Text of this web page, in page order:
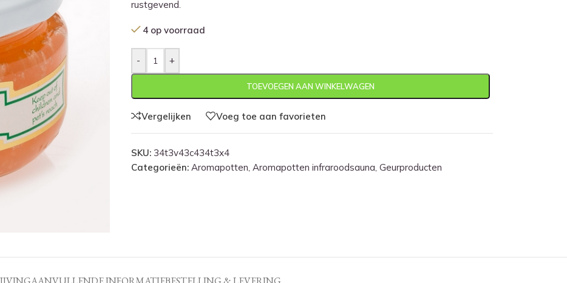
rustgevend.
4 op voorraad
- +
TOEVOEGEN AAN WINKELWAGEN
Vergelijken Voeg toe aan favorieten
SKU: 34t3v43c434t3x4
Categorieën: Aromapotten, Aromapotten infraroodsauna, Geurproducten